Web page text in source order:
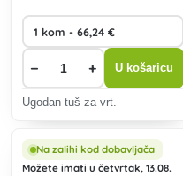
− + U košaricu
Ugodan tuš za vrt.
Na zalihi kod dobavljača
Možete imati u četvrtak, 13.08.